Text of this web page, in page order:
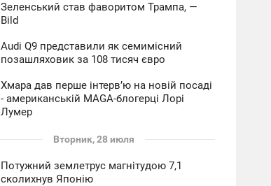
Зеленський став фаворитом Трампа, —
Bild
Audi Q9 представили як семимісний
позашляховик за 108 тисяч євро
Хмара дав перше інтервʼю на новій посаді
- американській MAGA-блогерці Лорі
Лумер
Вторник, 28 июля
Потужний землетрус магнітудою 7,1
сколихнув Японію